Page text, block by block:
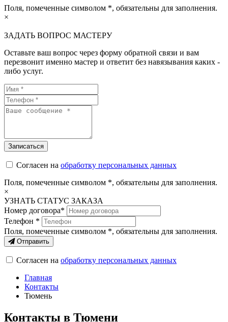
Поля, помеченные символом *, обязательны для заполнения.
×
ЗАДАТЬ ВОПРОС МАСТЕРУ
Оставьте ваш вопрос через форму обратной связи и вам
перезвонит именно мастер и ответит без навязывания каких -
либо услуг.
Согласен на обработку персональных данных
Поля, помеченные символом *, обязательны для заполнения.
×
УЗНАТЬ СТАТУС ЗАКАЗА
Номер договора*
Телефон *
Поля, помеченные символом *, обязательны для заполнения.
Отправить
Согласен на обработку персональных данных
Главная
Контакты
Тюмень
Контакты в Тюмени